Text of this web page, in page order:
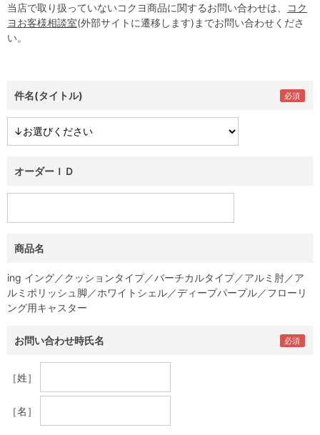
当店で取り扱っていないコクヨ商品に関するお問い合わせは、
コク
ヨお客様相談室(外部サイトに遷移します)までお問い合わせくださ
い。
件名(タイトル)
オーダーＩＤ
商品名
ing イング／クッションタイプ／バーチカルタイプ／アルミ肘／ア
ルミポリッシュ脚／ホワイトシェル／ディープパープル／フローリ
ング用キャスター
お問い合わせ時氏名
［姓］
［名］